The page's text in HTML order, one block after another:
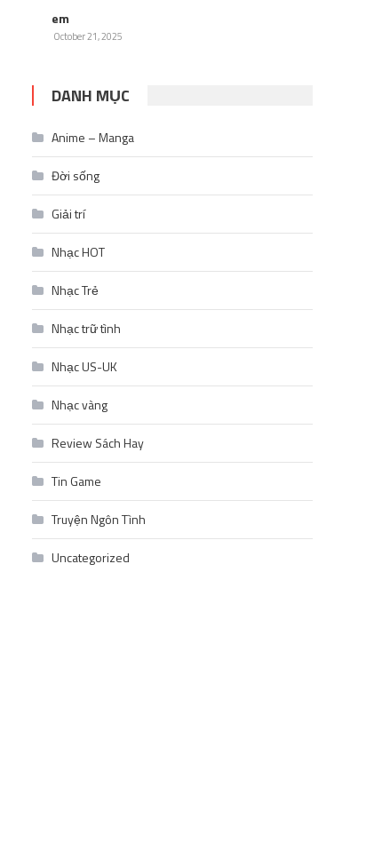
em
October 21, 2025
DANH MỤC
Anime – Manga
Đời sống
Giải trí
Nhạc HOT
Nhạc Trẻ
Nhạc trữ tình
Nhạc US-UK
Nhạc vàng
Review Sách Hay
Tin Game
Truyện Ngôn Tình
Uncategorized